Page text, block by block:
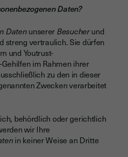
Daten?
DatenunsererBesucherund
streng vertraulich. Sie dürfen
und Youtrust-
im Rahmen ihrer
zu den in dieser
Zwecken verarbeitet
behördlich oder gerichtlich
wir Ihre
in keiner Weise an Dritte